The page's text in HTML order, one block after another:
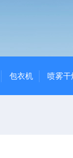
包衣机 喷雾干